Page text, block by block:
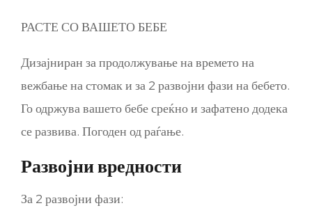
РАСТЕ СО ВАШЕТО БЕБЕ
Дизајниран за продолжување на времето на
вежбање на стомак и за 2 развојни фази на бебето.
Го одржува вашето бебе среќно и зафатено додека
се развива. Погоден од раѓање.
Развојни вредности
За 2 развојни фази: